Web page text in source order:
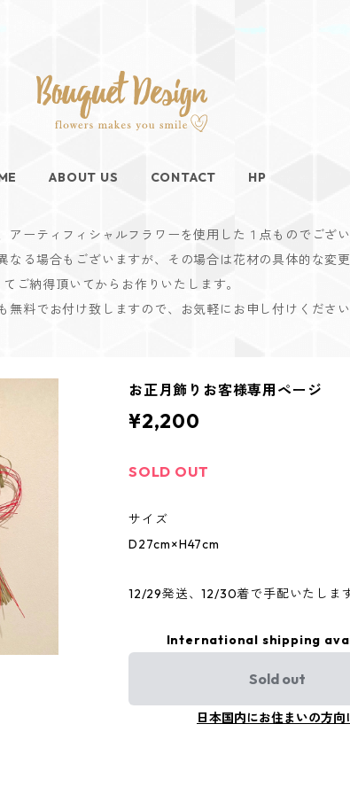
ABOUT US CONTACT HP
アーティフィシャルフラワーを使用した１点ものでござい
なる場合もございますが、その場合は花材の具体的な変
てご納得頂いてからお作りいたします。
無料でお付け致しますので、お気軽にお申し付けください
お正月飾りお客様専用ページ
¥2,200
SOLD OUT
サイズ
D27cm×H47cm
12/29発送、12/30着で手配いたします
International shipping
Sold out
日本国内にお住まいの方向